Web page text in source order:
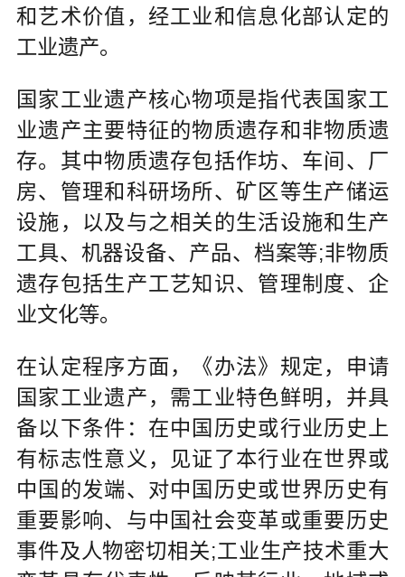
和艺术价值，经工业和信息化部认定的
工业遗产。
国家工业遗产核心物项是指代表国家工
业遗产主要特征的物质遗存和非物质遗
存。其中物质遗存包括作坊、车间、厂
房、管理和科研场所、矿区等生产储运
设施，以及与之相关的生活设施和生产
工具、机器设备、产品、档案等;非物质
遗存包括生产工艺知识、管理制度、企
业文化等。
在认定程序方面，《办法》规定，申请
国家工业遗产，需工业特色鲜明，并具
备以下条件：在中国历史或行业历史上
有标志性意义，见证了本行业在世界或
中国的发端、对中国历史或世界历史有
重要影响、与中国社会变革或重要历史
事件及人物密切相关;工业生产技术重大